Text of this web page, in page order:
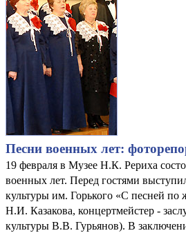
Песни военных лет:
19 февраля в Музее Н.К. Рериха
военных лет. Перед гостями
культуры им. Горького «С песней по
Н.И. Казакова, концертмейстер -
культуры В.В. Гурьянов). В